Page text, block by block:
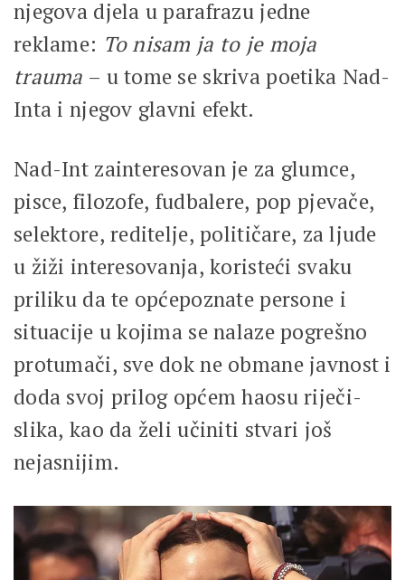
njegova djela u parafrazu jedne
reklame: To nisam ja to je moja
trauma – u tome se skriva poetika Nad-
Inta i njegov glavni efekt.
Nad-Int zainteresovan je za glumce,
pisce, filozofe, fudbalere, pop pjevače,
selektore, reditelje, političare, za ljude
u žiži interesovanja, koristeći svaku
priliku da te općepoznate persone i
situacije u kojima se nalaze pogrešno
protumači, sve dok ne obmane javnost i
doda svoj prilog općem haosu riječi-
slika, kao da želi učiniti stvari još
nejasnijim.